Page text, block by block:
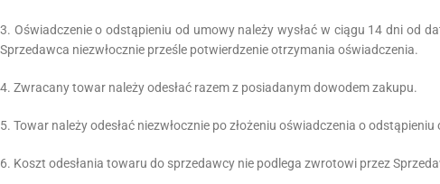
3. Oświadczenie o odstąpieniu od umowy należy wysłać w ciągu 14 dni od
Sprzedawca niezwłocznie prześle potwierdzenie otrzymania oświadczenia.
4. Zwracany towar należy odesłać razem z posiadanym dowodem zakupu.
5. Towar należy odesłać niezwłocznie po złożeniu oświadczenia o
6. Koszt odesłania towaru do sprzedawcy nie podlega zwrotowi przez